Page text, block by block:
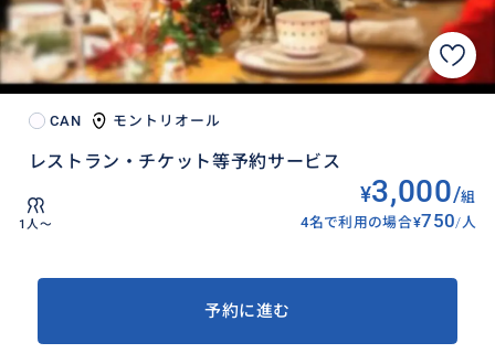
CAN モントリオール
レストラン・チケット等予約サービス
1人〜
¥3,000/組
4名で利用の場合¥750/ 人
予約に進む